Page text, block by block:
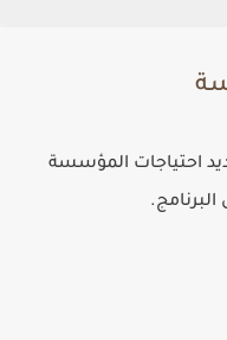
احتياجات المؤسسة